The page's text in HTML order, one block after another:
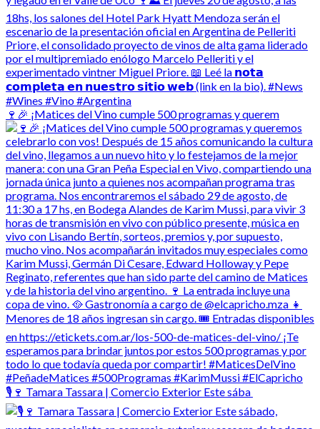
🍷🎉 ¡Matices del Vino cumple 500 programas y querem
🎙️🍷 Tamara Tassara | Comercio Exterior Este sába